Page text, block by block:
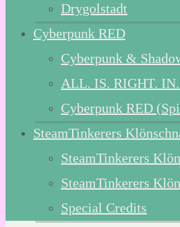
Drygolstadt
Cyberpunk RED
Cyberpunk &
ALL. IS. RIGHT.
Cyberpunk RED
SteamTinkerers
SteamTinkerers
SteamTinkerers
Special Credits